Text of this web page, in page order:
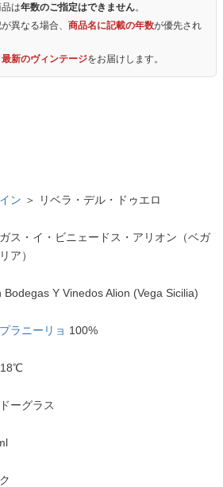
は年数のご指定はできません。
異なる場合、 商品名に記載の年数が優先され
最新のヴィンテージをお届けします。
ン ＞ リベラ・デル・ドゥエロ
ス・イ・ビニェードス・アリオン（ベガ
ア）
Bodegas Y Vinedos Alion (Vega Sicilia)
ラニーリョ 100%
ーグラス